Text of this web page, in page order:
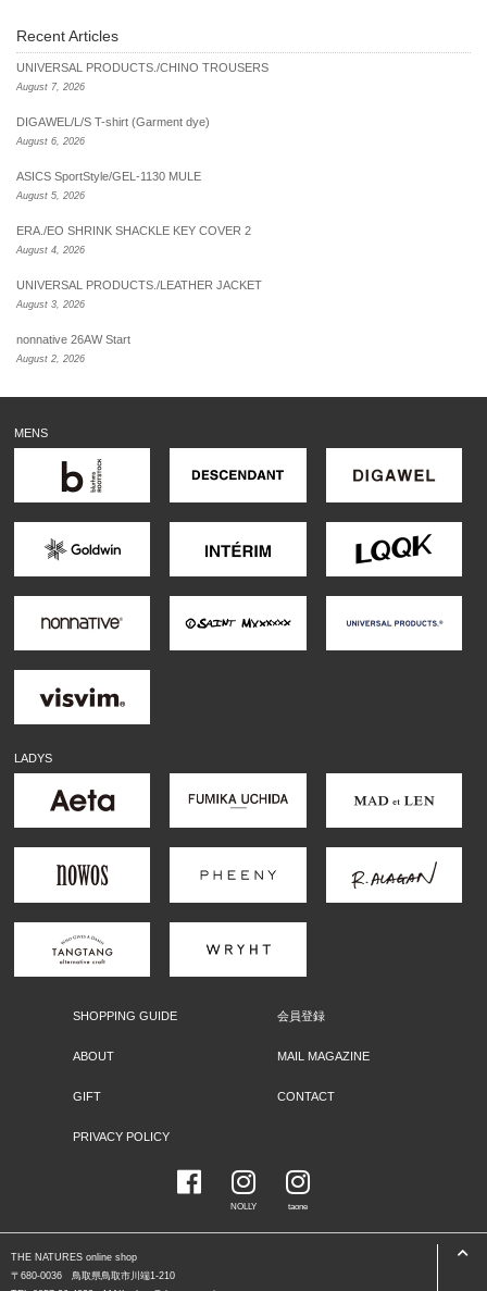
Recent Articles
UNIVERSAL PRODUCTS./CHINO TROUSERS
August 7, 2026
DIGAWEL/L/S T-shirt (Garment dye)
August 6, 2026
ASICS SportStyle/GEL-1130 MULE
August 5, 2026
ERA./EO SHRINK SHACKLE KEY COVER 2
August 4, 2026
UNIVERSAL PRODUCTS./LEATHER JACKET
August 3, 2026
nonnative 26AW Start
August 2, 2026
MENS
LADYS
SHOPPING GUIDE 会員登録
ABOUT MAIL MAGAZINE
GIFT CONTACT
PRIVACY POLICY
NOLLY taone
THE NATURES online shop
〒680-0036 鳥取県鳥取市川端1-210